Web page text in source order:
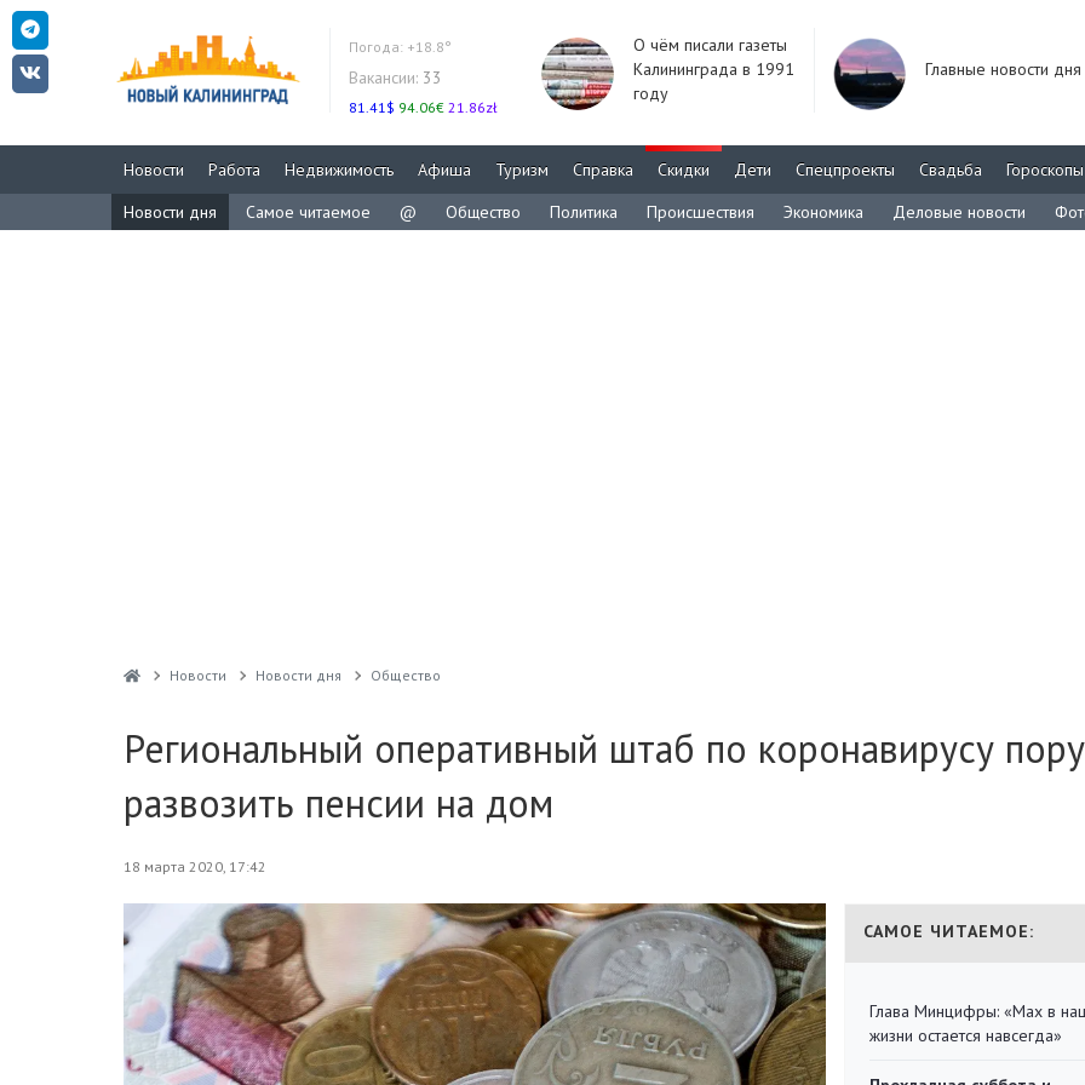
Погода: +18.8°
Вакансии: 33
81.41$ 94.06€ 21.86zł
О чём писали газеты
Калининграда в 1991
году
Главные новости дня
Новости Работа Недвижимость Афиша Туризм Справка Скидки Дети Спецпроекты Свадьба
Гороскопы
Новости дня
Самое читаемое @ Общество Политика Происшествия Экономика Деловые новости
Новости Новости дня Общество
Региональный оперативный штаб по коронавирусу
развозить пенсии на дом
18 марта 2020, 17:42
САМОЕ ЧИТАЕМОЕ:
Глава Минцифры: «Мах в
жизни остается навсегда»